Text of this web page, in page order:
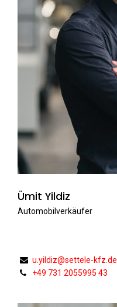
Ümit Yildiz
Automobilverkäufer
u.yildiz@settele-kfz.de
+49 731 2055995 43